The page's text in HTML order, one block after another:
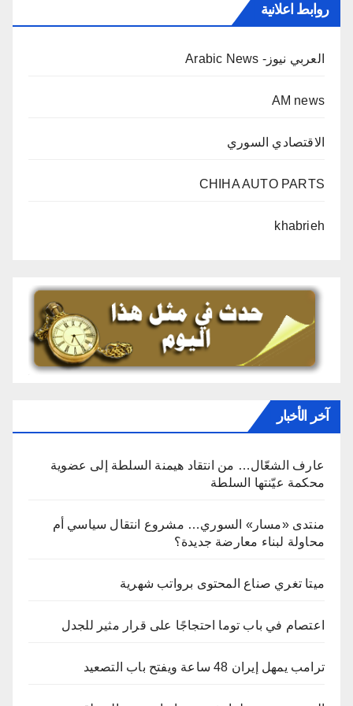
روابط اعلانية
العربي نيوز- Arabic News
AM news
الاقتصادي السوري
CHIHA AUTO PARTS
khabrieh
آخر الأخبار
عارف الشعّال… من انتقاد هيمنة السلطة إلى عضوية
محكمة عيّنتها السلطة
منتدى «مسار» السوري… مشروع انتقال سياسي أم
محاولة لبناء معارضة جديدة؟
ميتا تغري صناع المحتوى برواتب شهرية
اعتصام في باب توما احتجاجًا على قرار مثير للجدل
ترامب يمهل إيران 48 ساعة ويفتح باب التصعيد